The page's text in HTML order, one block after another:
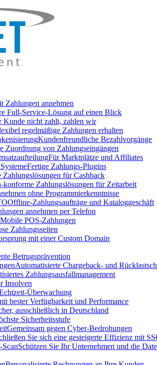
Zahlungen annehmen
Full-Service-Lösung auf einen Blick
Kunde nicht zahlt, zahlen wir
regelmäßige Zahlungen erhalten
Kundenfreundliche Bezahlvorgänge
Zuordnung von Zahlungseingängen
Für Marktplätze und Affiliates
Fertige Zahlungs-Plugins
für Cashback
konforme Zahlungslösungen für Zeitarbeit
ohne Programmierkenntnisse
Offline-Zahlungsaufträge und Kataloggeschäft
annehmen per Telefon
POS-Zahlungen
Zahlungsseiten
mit einer Custom Domain
Betrugsprävention
Automatisierte Chargeback- und
Zahlungsausfallmanagement
Insolven
Überwachung
bester Verfügbarkeit und Performance
ausschließlich in Deutschland
Sicherheitsstufe
Gemeinsam gegen Cyber-Bedrohungen
Sie sich eine gesteigerte Effizienz mit
Schützen Sie Ihr Unternehmen und die